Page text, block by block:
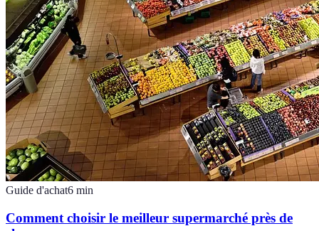
Guide d'achat6 min
Comment choisir le meilleur supermarché près de